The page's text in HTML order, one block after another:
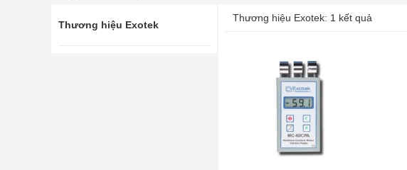
Thương hiệu Exotek
Thương hiệu Exotek: 1 kết quả